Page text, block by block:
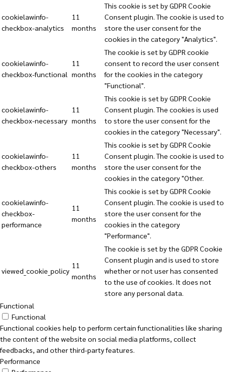
cookielawinfo-
checkbox-analytics
11
months
This cookie is set by GDPR Cookie
Consent plugin. The cookie is used to
store the user consent for the
cookies in the category "Analytics".
cookielawinfo-
checkbox-functional
11
months
The cookie is set by GDPR cookie
consent to record the user consent
for the cookies in the category
"Functional".
cookielawinfo-
checkbox-necessary
11
months
This cookie is set by GDPR Cookie
Consent plugin. The cookies is used
to store the user consent for the
cookies in the category "Necessary".
cookielawinfo-
checkbox-others
11
months
This cookie is set by GDPR Cookie
Consent plugin. The cookie is used to
store the user consent for the
cookies in the category "Other.
cookielawinfo-
checkbox-
performance
11
months
This cookie is set by GDPR Cookie
Consent plugin. The cookie is used to
store the user consent for the
cookies in the category
"Performance".
viewed_cookie_policy
11
months
The cookie is set by the GDPR Cookie
Consent plugin and is used to store
whether or not user has consented
to the use of cookies. It does not
store any personal data.
Functional
Functional
Functional cookies help to perform certain functionalities like sharing
the content of the website on social media platforms, collect
feedbacks, and other third-party features.
Performance